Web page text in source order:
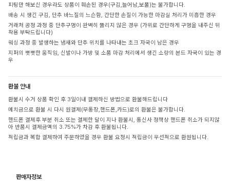
피팅만 해보신 경우라도 상품이 훼손된 경우(구김,늘어남,보풀)는 불가합니다.
배송 시 생긴 구김, 단추 바느질의 느슨함, 간단한 손질이 가능한 마감실 처리가 미흡한 경우
거래처 공정 과정 중 단추구멍이 완벽히 뚫리지 않은 경우 (가위로 간단하게 구멍을 내주신 뒤
착용 부탁드립니다)
워싱 과정 중 발생하는 냄새와 단추 위치를 나타내는 초크 자국이 남은 경우
지퍼의 뻣뻣한 움직임, 신발이나 가방 및 소품 마감 처리에서 생긴 소량의 본드 자국이 있는 경
우
환불 안내
환불시 수거 상품 확인 후 3일이내 결제하신 방법으로 환불해드립니다
예치금으로 환불 시 다시 원결제(무통장,핸드폰,카드)로의 환불은 불가합니다.
핸드폰 결제후 부분 취소 또는 결제한 달이 지나 환불시, 통신사 정책상 핸드폰 취소가 되지않
아 반품시 결제금액의 3.75%가 차감 후 환불됩니다.
적립금과 복합 결제하여 주문하였을 경우 환불 요청시 적립금이 우선적으로 환원됩니다.
판매자정보